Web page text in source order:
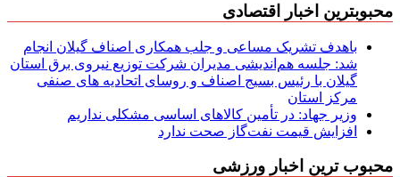
محبوبترین اخبار اقتصادی
باهدف تشریک مساعی و جلب همکاری اصناف گیلان انجام
شد: جلسه هم‌اندیشی مدیران شركت توزیع نیروی برق استان
گیلان با رئیس بسیج اصناف و روسای اتحادیه های صنفی
مركز استان
وزیر جهاد: در تأمین کالاهای اساسی مشکلی نداریم
افزایش قیمت نفت‌گاز صحت ندارد
محبوب ترین اخبار ورزشی